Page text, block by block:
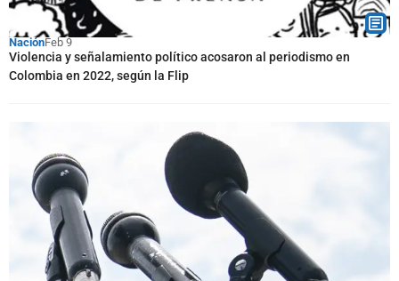
NaciónFeb 9
Violencia y señalamiento político acosaron al periodismo en
Colombia en 2022, según la Flip